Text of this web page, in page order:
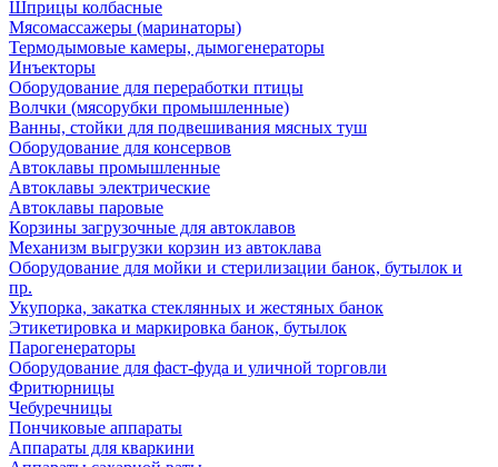
Шприцы колбасные
Мясомассажеры (маринаторы)
Термодымовые камеры, дымогенераторы
Инъекторы
Оборудование для переработки птицы
Волчки (мясорубки промышленные)
Ванны, стойки для подвешивания мясных туш
Оборудование для консервов
Автоклавы промышленные
Автоклавы электрические
Автоклавы паровые
Корзины загрузочные для автоклавов
Механизм выгрузки корзин из автоклава
Оборудование для мойки и стерилизации банок, бутылок и
пр.
Укупорка, закатка стеклянных и жестяных банок
Этикетировка и маркировка банок, бутылок
Парогенераторы
Оборудование для фаст-фуда и уличной торговли
Фритюрницы
Чебуречницы
Пончиковые аппараты
Аппараты для кваркини